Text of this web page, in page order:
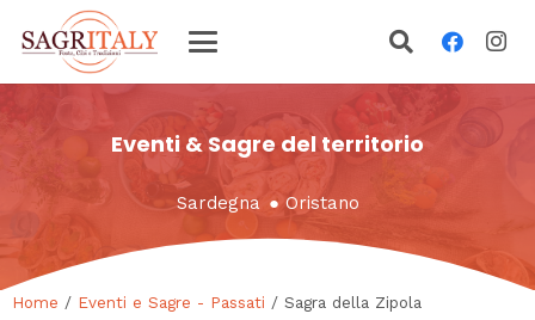
Eventi & Sagre del territorio
Sardegna ● Oristano
Home / Eventi e Sagre - Passati / Sagra della Zipola